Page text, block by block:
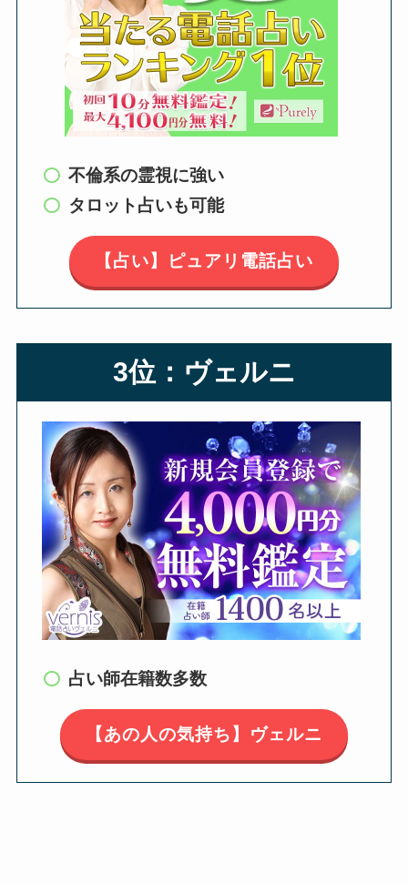
不倫系の霊視に強い
タロット占いも可能
【占い】ピュアリ電話占い
3位：ヴェルニ
占い師在籍数多数
【あの人の気持ち】ヴェルニ